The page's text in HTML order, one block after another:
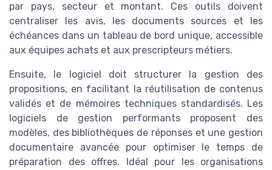
par pays, secteur et montant. Ces outils doivent
centraliser les avis, les documents sources et les
échéances dans un tableau de bord unique, accessible
aux équipes achats et aux prescripteurs métiers.
Ensuite, le logiciel doit structurer la gestion des
propositions, en facilitant la réutilisation de contenus
validés et de mémoires techniques standardisés. Les
logiciels de gestion performants proposent des
modèles, des bibliothèques de réponses et une gestion
documentaire avancée pour optimiser le temps de
préparation des offres. Idéal pour les organisations